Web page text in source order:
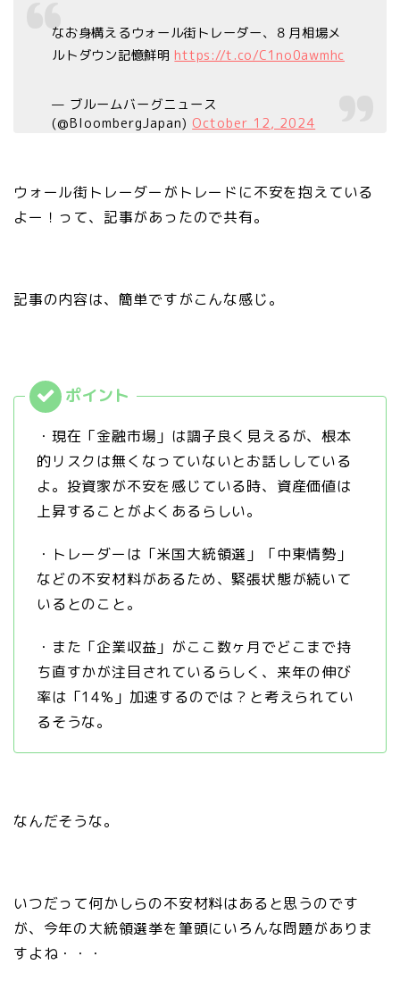
なお身構えるウォール街トレーダー、８月相場メ
ルトダウン記憶鮮明 https://t.co/C1no0awmhc
— ブルームバーグニュース
(@BloombergJapan) October 12, 2024
ウォール街トレーダーがトレードに不安を抱えている
よー！って、記事があったので共有。
記事の内容は、簡単ですがこんな感じ。
・現在「金融市場」は調子良く見えるが、根本
的リスクは無くなっていないとお話ししている
よ。投資家が不安を感じている時、資産価値は
上昇することがよくあるらしい。
・トレーダーは「米国大統領選」「中東情勢」
などの不安材料があるため、緊張状態が続いて
いるとのこと。
・また「企業収益」がここ数ヶ月でどこまで持
ち直すかが注目されているらしく、来年の伸び
率は「14%」加速するのでは？と考えられてい
るそうな。
なんだそうな。
いつだって何かしらの不安材料はあると思うのです
が、今年の大統領選挙を筆頭にいろんな問題がありま
すよね・・・